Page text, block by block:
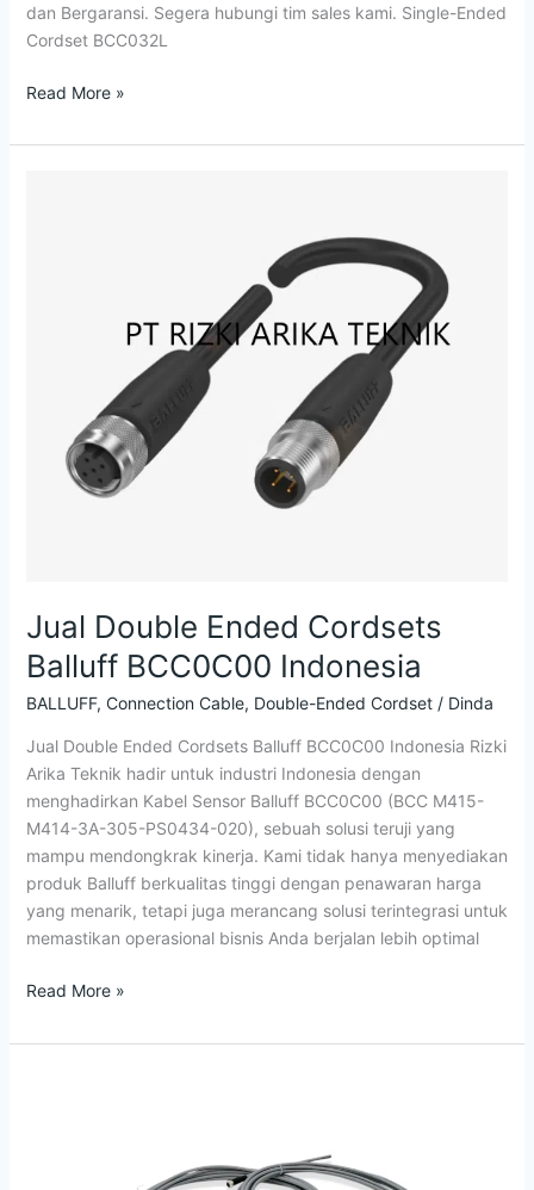
dan Bergaransi. Segera hubungi tim sales kami. Single-Ended
Cordset BCC032L
Read More »
Jual Double Ended Cordsets
Balluff BCC0C00 Indonesia
BALLUFF, Connection Cable, Double-Ended Cordset/ Dinda
Jual Double Ended Cordsets Balluff BCC0C00 Indonesia Rizki
Arika Teknik hadir untuk industri Indonesia dengan
menghadirkan Kabel Sensor Balluff BCC0C00 (BCC M415-
M414-3A-305-PS0434-020), sebuah solusi teruji yang
mampu mendongkrak kinerja. Kami tidak hanya menyediakan
produk Balluff berkualitas tinggi dengan penawaran harga
yang menarik, tetapi juga merancang solusi terintegrasi untuk
memastikan operasional bisnis Anda berjalan lebih optimal
Read More »